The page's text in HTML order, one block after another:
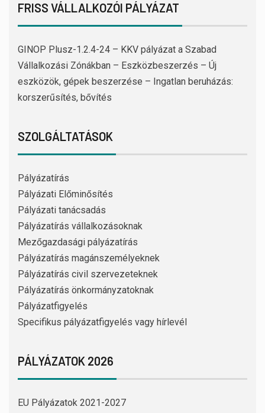
FRISS VÁLLALKOZÓI PÁLYÁZAT
GINOP Plusz-1.2.4-24 – KKV pályázat a Szabad
Vállalkozási Zónákban – Eszközbeszerzés – Új
eszközök, gépek beszerzése – Ingatlan beruházás:
korszerűsítés, bővítés
SZOLGÁLTATÁSOK
Pályázatírás
Pályázati Előminősítés
Pályázati tanácsadás
Pályázatírás vállalkozásoknak
Mezőgazdasági pályázatírás
Pályázatírás magánszemélyeknek
Pályázatírás civil szervezeteknek
Pályázatírás önkormányzatoknak
Pályázatfigyelés
Specifikus pályázatfigyelés vagy hírlevél
PÁLYÁZATOK 2026
EU Pályázatok 2021-2027